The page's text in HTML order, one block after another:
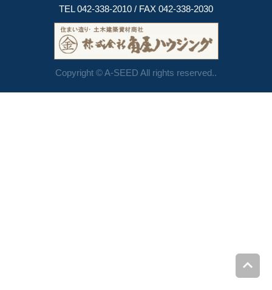
TEL 042-338-2010 / FAX 042-338-2030
Copyright © A-SEED All rights reserved..